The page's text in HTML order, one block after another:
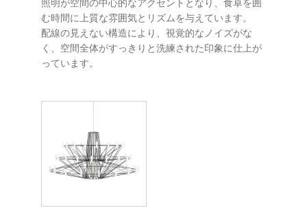
照明が空間の中心的なアクセントとなり、食卓を囲
む時間に上質な雰囲気とリズムを与えています。
配線の見えない構造により、視覚的なノイズがな
く、空間全体がすっきりと洗練された印象に仕上が
っています。